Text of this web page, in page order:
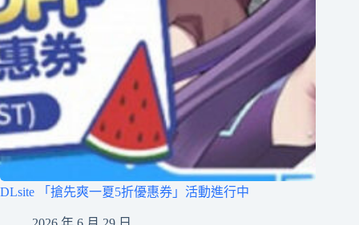
DLsite 「搶先爽一夏5折優惠券」活動進行中